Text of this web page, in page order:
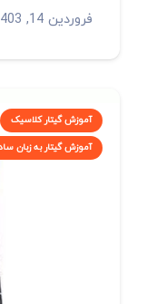
فروردین 14, 1403
آموزش گیتار کلاسیک
آموزش گیتار به زبان